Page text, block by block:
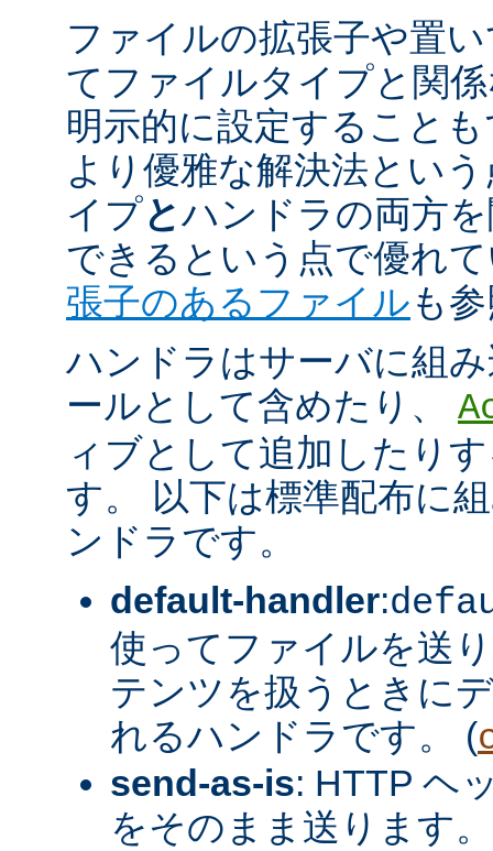
ファイルの拡張子や置
てファイルタイプと関
明示的に設定すること
より優雅な解決法とい
イプとハンドラの両方
できるという点で優れ
張子のあるファイルも
ハンドラはサーバに組
ールとして含めたり、
ィブとして追加したり
す。 以下は標準配布に
ンドラです。
default-handler:
使ってファイルを送
テンツを扱うときに
れるハンドラです。 (
send-as-is: HTTP ヘ
をそのまま送ります